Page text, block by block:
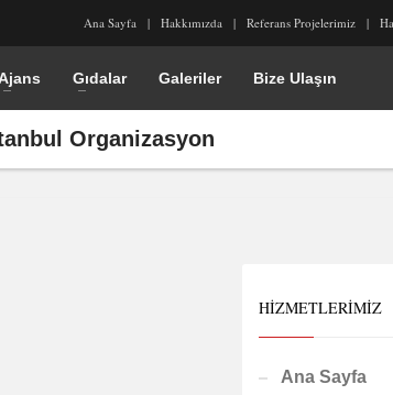
Ana Sayfa Hakkımızda Referans Projelerimiz
Gıdalar Galeriler Bize Ulaşın
Organizasyon
HIZMETLERIMIZ
Ana Sayfa